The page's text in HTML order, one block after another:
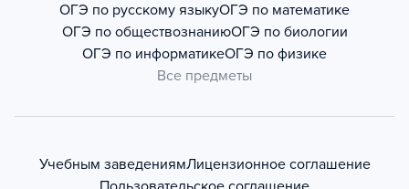
ОГЭ по русскому языкуОГЭ по математике
ОГЭ по обществознаниюОГЭ по биологии
ОГЭ по информатикеОГЭ по физике
Все предметы
Учебным заведениямЛицензионное соглашение